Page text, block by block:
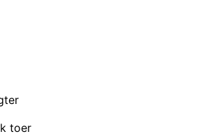
toer